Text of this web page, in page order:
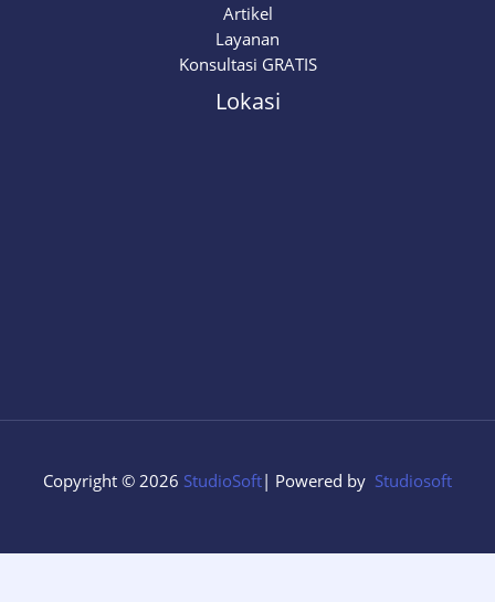
Artikel
Layanan
Konsultasi GRATIS
Lokasi
Copyright © 2026 StudioSoft| Powered by Studiosoft